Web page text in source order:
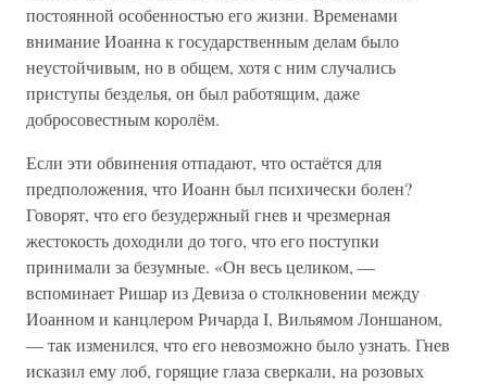
постоянной особенностью его жизни. Временами
внимание Иоанна к государственным делам было
неустойчивым, но в общем, хотя с ним случались
приступы безделья, он был работящим, даже
добросовестным королём.
Если эти обвинения отпадают, что остаётся для
предположения, что Иоанн был психически болен?
Говорят, что его безудержный гнев и чрезмерная
жестокость доходили до того, что его поступки
принимали за безумные. «Он весь целиком, —
вспоминает Ришар из Девиза о столкновении между
Иоанном и канцлером Ричарда I, Вильямом Лоншаном,
— так изменился, что его невозможно было узнать. Гнев
исказил ему лоб, горящие глаза сверкали, на розовых